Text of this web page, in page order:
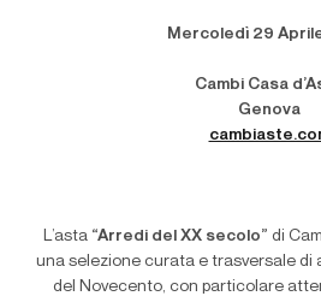
Mercoledì 29
Cambi Casa
Genova
L’asta “Arredi del XX secolo” di
una selezione curata e trasversale di
del Novecento, con particolare